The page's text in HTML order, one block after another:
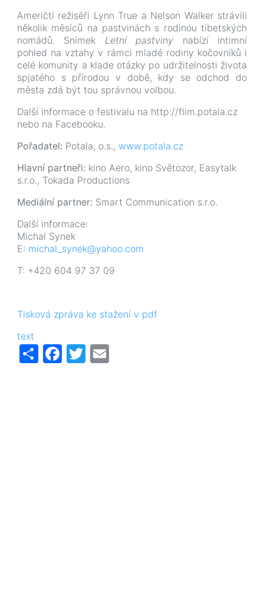
Američtí režiséři Lynn True a Nelson Walker strávili
několik měsíců na pastvinách s rodinou tibetských
nomádů. Snímek Letní pastviny nabízí intimní
pohled na vztahy v rámci mladé rodiny kočovníků i
celé komunity a klade otázky po udržitelnosti života
spjatého s přírodou v době, kdy se odchod do
města zdá být tou správnou volbou.
Další informace o festivalu na http://flim.potala.cz
nebo na Facebooku.
Pořadatel: Potala, o.s., www.potala.cz
Hlavní partneři: kino Aero, kino Světozor, Easytalk
s.r.o., Tokada Productions
Mediální partner: Smart Communication s.r.o.
Další informace:
Michal Synek
E: michal_synek@yahoo.com
T: +420 604 97 37 09
Tisková zpráva ke stažení v pdf
text
ShareFacebook
Twitter